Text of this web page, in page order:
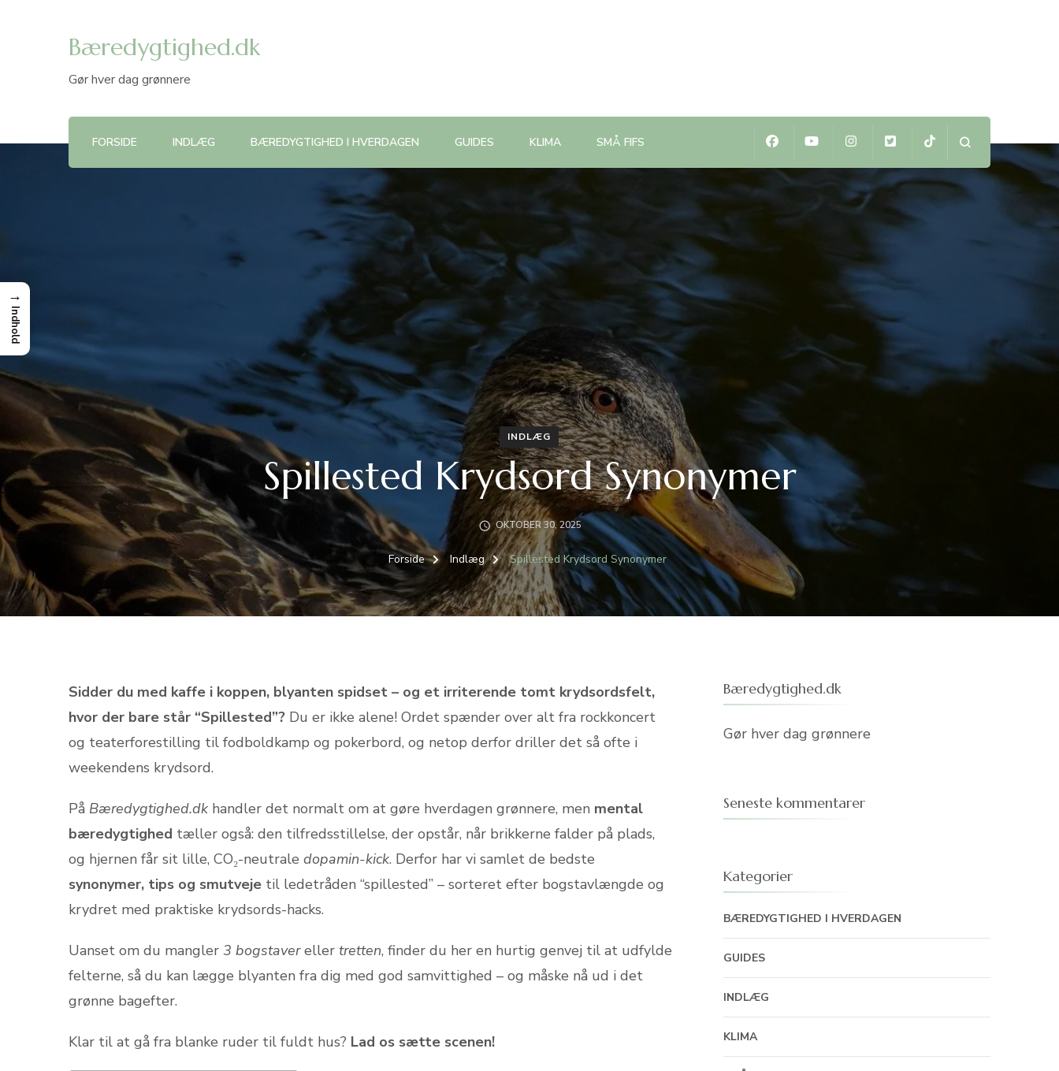
Bæredygtighed.dk
Gør hver dag grønnere
FORSIDE INDLÆG BÆREDYGTIGHED I HVERDAGEN GUIDES KLIMA SMÅ FIFS
INDLÆG
Spillested Krydsord Synonymer
OKTOBER 30, 2025
Forside Indlæg Spillested Krydsord Synonymer
Sidder du med kaffe i koppen, blyanten spidset – og et irriterende tomt krydsordsfelt,
hvor der bare står “Spillested”? Du er ikke alene! Ordet spænder over alt fra rockkoncert
og teaterforestilling til fodboldkamp og pokerbord, og netop derfor driller det så ofte i
weekendens krydsord.
På Bæredygtighed.dk handler det normalt om at gøre hverdagen grønnere, men mental
bæredygtighed tæller også: den tilfredsstillelse, der opstår, når brikkerne falder på plads,
og hjernen får sit lille, CO₂-neutrale dopamin-kick. Derfor har vi samlet de bedste
synonymer, tips og smutveje til ledetråden “spillested” – sorteret efter bogstavlængde og
krydret med praktiske krydsords-hacks.
Uanset om du mangler 3 bogstavereller tretten, finder du her en hurtig genvej til at udfylde
felterne, så du kan lægge blyanten fra dig med god samvittighed – og måske nå ud i det
grønne bagefter.
Klar til at gå fra blanke ruder til fuldt hus? Lad os sætte scenen!
Bæredygtighed.dk
Gør hver dag grønnere
Seneste kommentarer
Kategorier
BÆREDYGTIGHED I HVERDAGEN
GUIDES
INDLÆG
KLIMA
→
Indhold